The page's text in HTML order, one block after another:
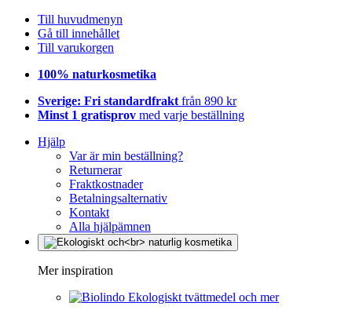
Till huvudmenyn
Gå till innehållet
Till varukorgen
100% naturkosmetika
Sverige: Fri standardfrakt från 890 kr
Minst 1 gratisprov med varje beställning
Hjälp
Var är min beställning?
Returnerar
Fraktkostnader
Betalningsalternativ
Kontakt
Alla hjälpämnen
Mer inspiration
Ekologiskt tvättmedel och mer